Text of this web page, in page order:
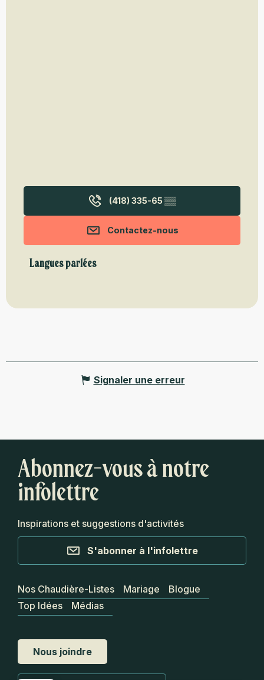
(418) 335-65 ▒▒
Contactez-nous
Langues parlées
Langues parlées
Signaler une erreur
Abonnez-vous à notre
infolettre
Inspirations et suggestions d'activités
S'abonner à l'infolettre
Nous joindre
Nos Chaudière-Listes Mariage
Blogue
Top Idées
Médias